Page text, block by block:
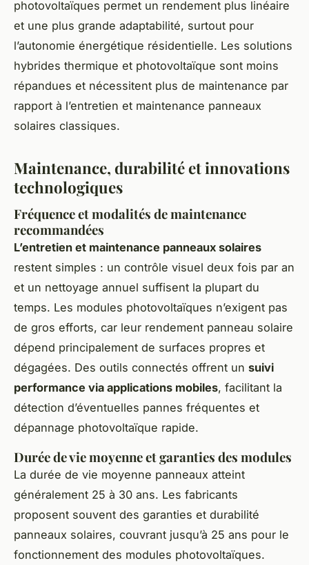
photovoltaïques permet un rendement plus linéaire
et une plus grande adaptabilité, surtout pour
l’autonomie énergétique résidentielle. Les solutions
hybrides thermique et photovoltaïque sont moins
répandues et nécessitent plus de maintenance par
rapport à l’entretien et maintenance panneaux
solaires classiques.
Maintenance, durabilité et innovations
technologiques
Fréquence et modalités de maintenance
recommandées
L’entretien et maintenance panneaux solaires
restent simples : un contrôle visuel deux fois par an
et un nettoyage annuel suffisent la plupart du
temps. Les modules photovoltaïques n’exigent pas
de gros efforts, car leur rendement panneau solaire
dépend principalement de surfaces propres et
dégagées. Des outils connectés offrent un suivi
performance via applications mobiles, facilitant la
détection d’éventuelles pannes fréquentes et
dépannage photovoltaïque rapide.
Durée de vie moyenne et garanties des modules
La durée de vie moyenne panneaux atteint
généralement 25 à 30 ans. Les fabricants
proposent souvent des garanties et durabilité
panneaux solaires, couvrant jusqu’à 25 ans pour le
fonctionnement des modules photovoltaïques.